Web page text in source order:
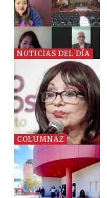
NOTICIAS DEL DÍA
COLUMNAZ